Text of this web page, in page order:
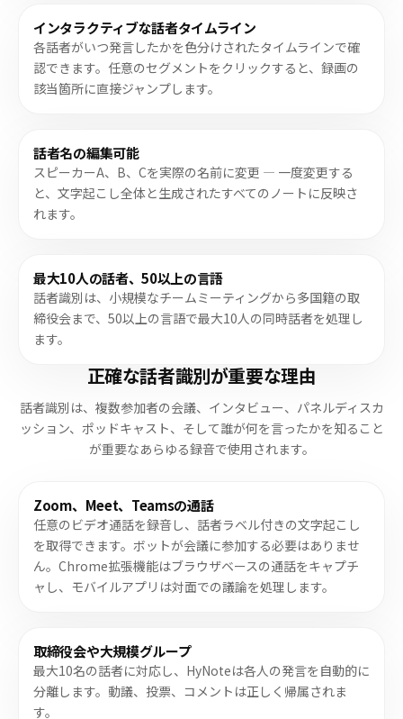
インタラクティブな話者タイムライン
各話者がいつ発言したかを色分けされたタイムラインで確
認できます。任意のセグメントをクリックすると、録画の
該当箇所に直接ジャンプします。
話者名の編集可能
スピーカーA、B、Cを実際の名前に変更 — 一度変更する
と、文字起こし全体と生成されたすべてのノートに反映さ
れます。
最大10人の話者、50以上の言語
話者識別は、小規模なチームミーティングから多国籍の取
締役会まで、50以上の言語で最大10人の同時話者を処理し
ます。
正確な話者識別が重要な理由
話者識別は、複数参加者の会議、インタビュー、パネルディスカ
ッション、ポッドキャスト、そして誰が何を言ったかを知ること
が重要なあらゆる録音で使用されます。
Zoom、Meet、Teamsの通話
任意のビデオ通話を録音し、話者ラベル付きの文字起こし
を取得できます。ボットが会議に参加する必要はありませ
ん。Chrome拡張機能はブラウザベースの通話をキャプチ
ャし、モバイルアプリは対面での議論を処理します。
取締役会や大規模グループ
最大10名の話者に対応し、HyNoteは各人の発言を自動的に
分離します。動議、投票、コメントは正しく帰属されま
す。